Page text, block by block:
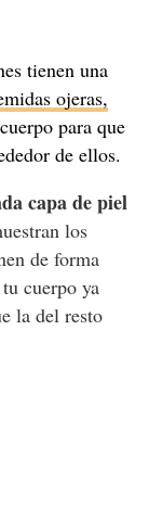
tienen una
ojeras,
para que
de ellos.
capa de piel
los
de forma
cuerpo ya
la del resto